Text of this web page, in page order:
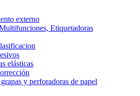
externo
Etiquetadoras
elásticas
y perforadoras de papel